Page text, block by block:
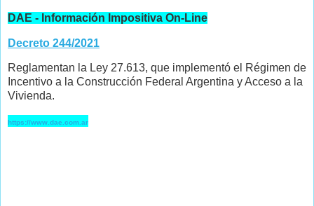
DAE - Información Impositiva On-Line
Decreto 244/2021
Reglamentan la Ley 27.613, que implementó el Régimen de
Incentivo a la Construcción Federal Argentina y Acceso a la
Vivienda.
https://www.dae.com.ar